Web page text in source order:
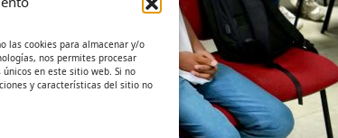
las cookies para almacenar y/o
nos permites procesar
en este sitio web. Si no
y características del sitio no